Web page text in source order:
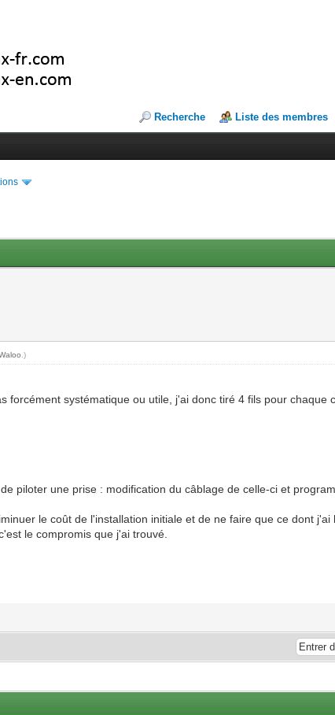
Recherche Liste des membres
.)
forcément systématique ou utile, j'ai donc tiré 4 fils pour chaque
piloter une prise : modification du câblage de celle-ci et
le coût de l'installation initiale et de ne faire que ce dont j'ai
le compromis que j'ai trouvé.